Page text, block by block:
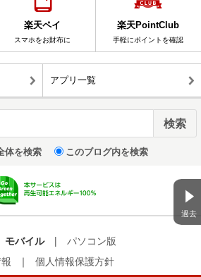
過去
楽天ペイ
スマホをお財布に
楽天PointClub
手軽にポイントを確認
アプリ一覧
体を検索 このブログ内を検索
モバイル |
パソコン版
｜ 個人情報保護方針